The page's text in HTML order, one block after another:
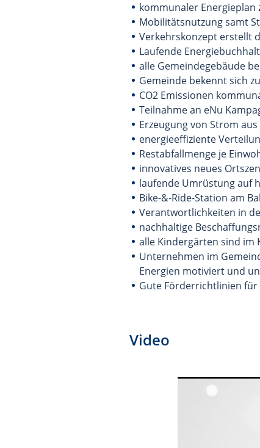
kommunaler
Mobilitätsnutzung samt
Verkehrskonzept erstellt
Laufende
alle Gemeindegebäude
Gemeinde bekennt sich
CO2 Emissionen
Teilnahme an eNu
Erzeugung von Strom
energieeffiziente
Restabfallmenge je
innovatives neues
laufende Umrüstung auf
Bike-&-Ride-Station am
Verantwortlichkeiten in
nachhaltige
alle Kindergärten sind im
Unternehmen im
Energien motiviert und
Gute Förderrichtlinien für
Video